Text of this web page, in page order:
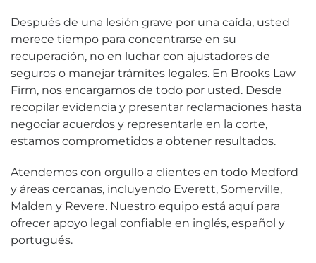
Después de una lesión grave por una caída, usted
merece tiempo para concentrarse en su
recuperación, no en luchar con ajustadores de
seguros o manejar trámites legales. En Brooks Law
Firm, nos encargamos de todo por usted. Desde
recopilar evidencia y presentar reclamaciones hasta
negociar acuerdos y representarle en la corte,
estamos comprometidos a obtener resultados.
Atendemos con orgullo a clientes en todo Medford
y áreas cercanas, incluyendo Everett, Somerville,
Malden y Revere. Nuestro equipo está aquí para
ofrecer apoyo legal confiable en inglés, español y
portugués.